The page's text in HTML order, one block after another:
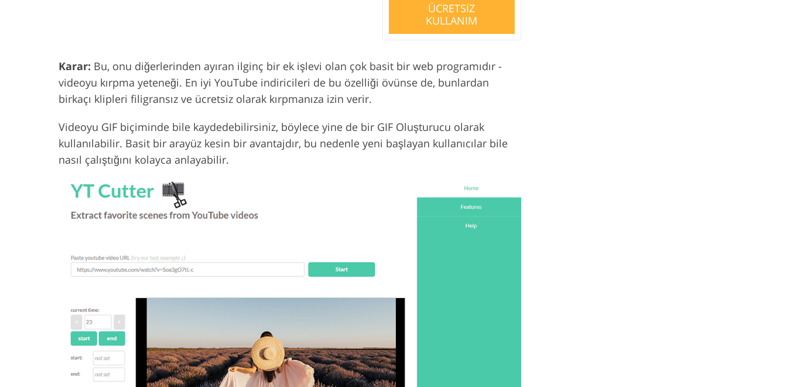
ÜCRETSİZ
KULLANIM
Karar: Bu, onu diğerlerinden ayıran ilginç bir ek işlevi olan çok basit bir web programıdır -
videoyu kırpma yeteneği. En iyi YouTube indiricileri de bu özelliği övünse de, bunlardan
birkaçı klipleri filigransız ve ücretsiz olarak kırpmanıza izin verir.
Videoyu GIF biçiminde bile kaydedebilirsiniz, böylece yine de bir GIF Oluşturucu olarak
kullanılabilir. Basit bir arayüz kesin bir avantajdır, bu nedenle yeni başlayan kullanıcılar bile
nasıl çalıştığını kolayca anlayabilir.